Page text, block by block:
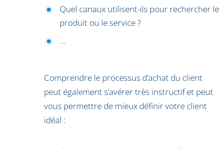
Quel canaux utilisent-ils pour rechercher le
produit ou le service ?
…
Comprendre le processus d’achat du client
peut également s’avérer très instructif et peut
vous permettre de mieux définir votre client
idéal :